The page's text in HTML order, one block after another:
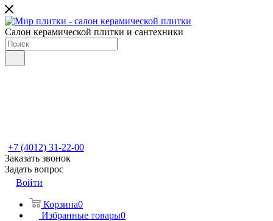
Салон керамической плитки и сантехники
+7 (4012) 31-22-00
Заказать звонок
Задать вопрос
Войти
Корзина0
Избранные товары0